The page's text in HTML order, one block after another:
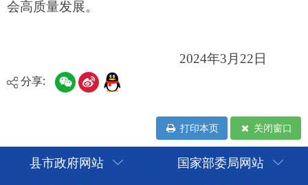
分享:
打印本页 关闭窗口
县市政府网站
国家部委局网站